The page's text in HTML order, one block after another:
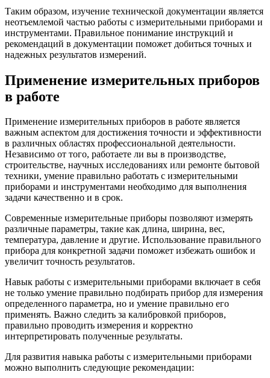
Таким образом, изучение технической документации является
неотъемлемой частью работы с измерительными приборами и
инструментами. Правильное понимание инструкций и
рекомендаций в документации поможет добиться точных и
надежных результатов измерений.
Применение измерительных приборов
в работе
Применение измерительных приборов в работе является
важным аспектом для достижения точности и эффективности
в различных областях профессиональной деятельности.
Независимо от того, работаете ли вы в производстве,
строительстве, научных исследованиях или ремонте бытовой
техники, умение правильно работать с измерительными
приборами и инструментами необходимо для выполнения
задачи качественно и в срок.
Современные измерительные приборы позволяют измерять
различные параметры, такие как длина, ширина, вес,
температура, давление и другие. Использование правильного
прибора для конкретной задачи поможет избежать ошибок и
увеличит точность результатов.
Навык работы с измерительными приборами включает в себя
не только умение правильно подбирать прибор для измерения
определенного параметра, но и умение правильно его
применять. Важно следить за калибровкой приборов,
правильно проводить измерения и корректно
интерпретировать полученные результаты.
Для развития навыка работы с измерительными приборами
можно выполнить следующие рекомендации: